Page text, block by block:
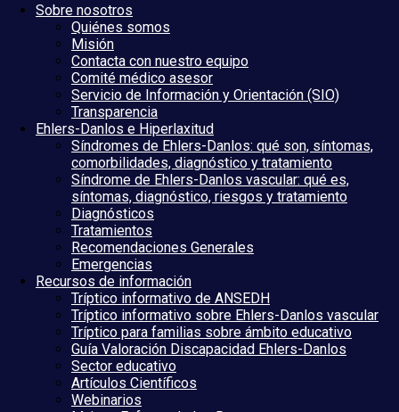
Saltar
contenido
Sobre nosotros
Quiénes somos
Misión
Contacta con nuestro equipo
Comité médico asesor
Servicio de Información y Orientación (SIO)
Transparencia
Ehlers-Danlos e Hiperlaxitud
Síndromes de Ehlers-Danlos: qué son, síntomas,
comorbilidades, diagnóstico y tratamiento
Síndrome de Ehlers-Danlos vascular: qué es,
síntomas, diagnóstico, riesgos y tratamiento
Diagnósticos
Tratamientos
Recomendaciones Generales
Emergencias
Recursos de información
Tríptico informativo de ANSEDH
Tríptico informativo sobre Ehlers-Danlos vascular
Tríptico para familias sobre ámbito educativo
Guía Valoración Discapacidad Ehlers-Danlos
Sector educativo
Artículos Científicos
Webinarios